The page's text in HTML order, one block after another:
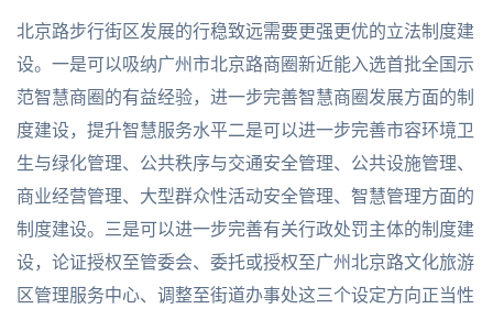
北京路步行街区发展的行稳致远需要更强更优的立法制度建
设。一是可以吸纳广州市北京路商圈新近能入选首批全国示
范智慧商圈的有益经验，进一步完善智慧商圈发展方面的制
度建设，提升智慧服务水平二是可以进一步完善市容环境卫
生与绿化管理、公共秩序与交通安全管理、公共设施管理、
商业经营管理、大型群众性活动安全管理、智慧管理方面的
制度建设。三是可以进一步完善有关行政处罚主体的制度建
设，论证授权至管委会、委托或授权至广州北京路文化旅游
区管理服务中心、调整至街道办事处这三个设定方向正当性